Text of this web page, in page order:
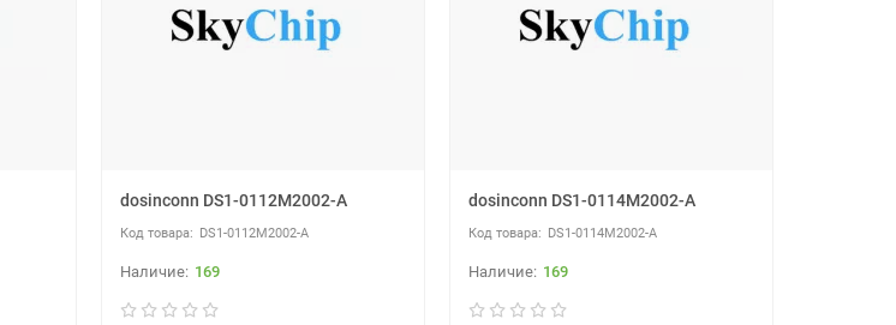
dosinconn DS1-0112M2002-A
DS1-0112M2002-A
169
dosinconn DS1-0114M2002-A
DS1-0114M2002-A
169